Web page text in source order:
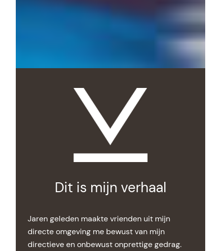
Dit is mijn verhaal
Jaren geleden maakte vrienden uit mijn
directe omgeving me bewust van mijn
directieve en onbewust onprettige gedrag.